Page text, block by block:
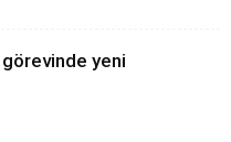
yeni